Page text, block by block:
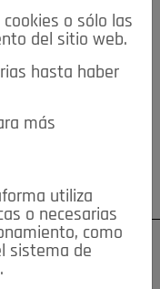
CONTACTO
su contraseña?
o sólo las
del sitio web.
hasta haber
más
utiliza
o necesarias
como
sistema de